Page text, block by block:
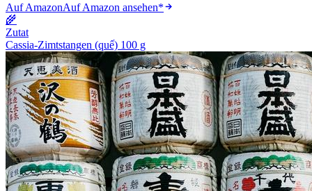
Auf AmazonAuf Amazon ansehen*
🌾
Zutat
Cassia-Zimtstangen (quế) 100 g